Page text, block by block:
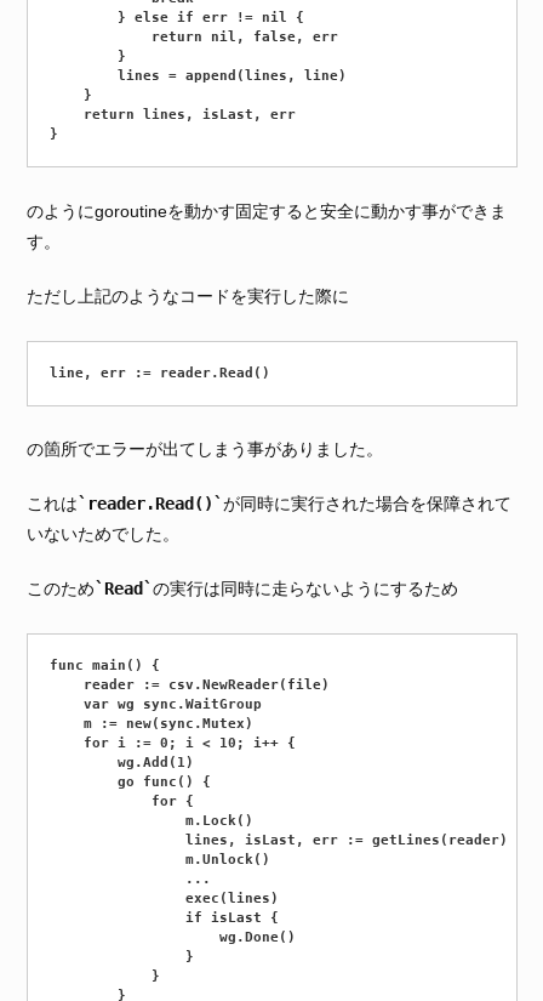
のようにgoroutineを動かす固定すると安全に動かす事ができま
す。
ただし上記のようなコードを実行した際に
の箇所でエラーが出てしまう事がありました。
これは reader.Read()
が同時に実行された場合を保障されて
いないためでした。
このため Read の実行は同時に走らないようにするため
func main() {